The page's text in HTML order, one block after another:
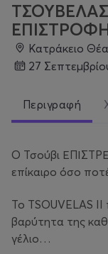
Κατράκειο
27
Περιγραφή
Ο Τσούβι
επίκαιρο όσο
Το TSOUVELAS
βαρύτητα της
γέλιο…